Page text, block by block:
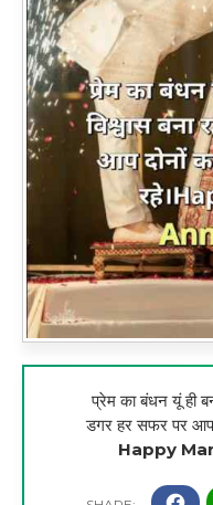
प्रेम का बंधन यूं ही
डगर हर सफर पर आप
Happy